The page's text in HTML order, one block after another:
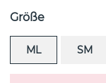
Größe
ML SM